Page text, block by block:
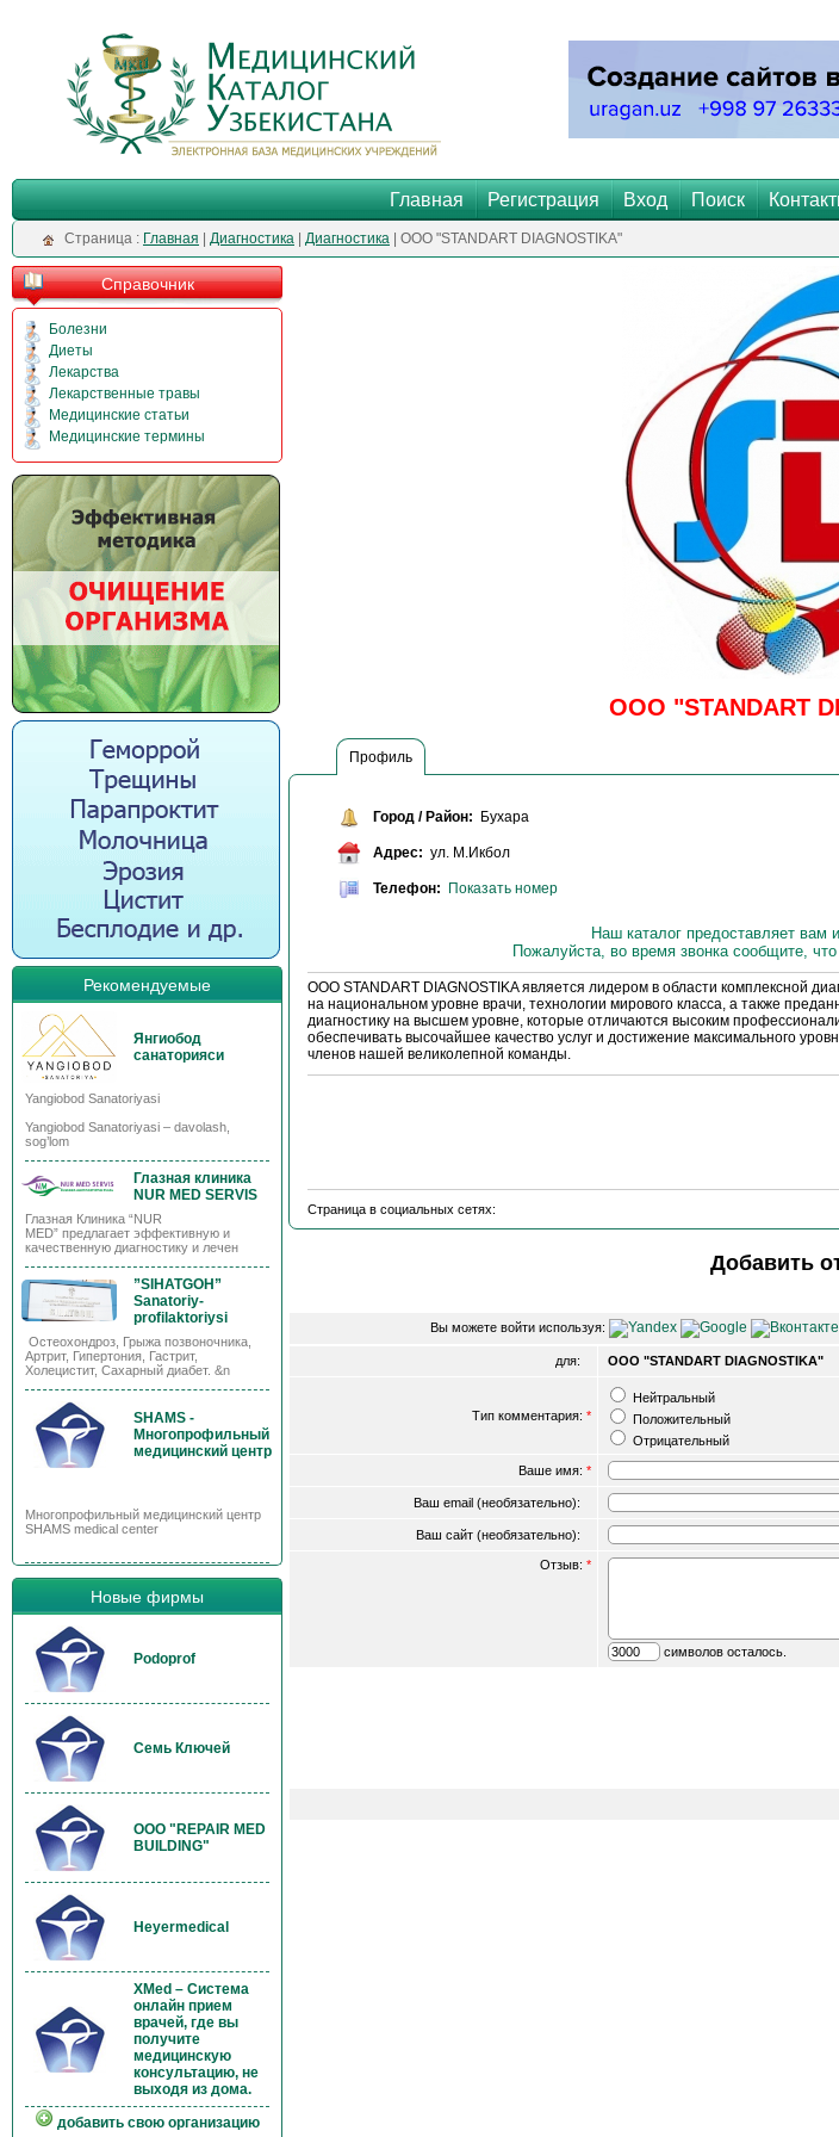
Главная Регистрация Вход Поиск
Cтраница : Главная Диагностика Диагностика | OOO "STANDART DIAGNOSTIKA"
Справочник
Болезни
Диеты
Лекарства
Лекарственные травы
Медицинские статьи
Медицинские термины
Рекомендуемые
Янгиобод
санаторияси
Yangiobod Sanatoriyasi
Yangiobod Sanatoriyasi – davolash,
sog’lom
Глазная клиника
NUR MED SERVIS
Глазная Клиника “NUR
MED” предлагает эффективную и
качественную диагностику и лечен
”SIHATGOH”
Sanatoriy-
profilaktoriysi
Остеохондроз, Грыжа позвоночника,
Артрит, Гипертония, Гастрит,
Холецистит, Сахарный диабет. &n
SHAMS -
Многопрофильный
медицинский центр
Многопрофильный медицинский центр
SHAMS medical center
Новые фирмы
Podoprof
Семь Ключей
OOO "REPAIR MED
BUILDING"
Heyermedical
XMed – Система
онлайн прием
врачей, где вы
получите
медицинскую
консультацию, не
выходя из дома.
добавить свою организацию
OOO "STANDART
Профиль
Город / Район: Бухара
Адрес: ул. М.Икбол
Телефон: Показать номер
Наш каталог предоставляет вам
Пожалуйста, во время звонка сообщите,
OOO STANDART DIAGNOSTIKA является лидером в области комплексной
на национальном уровне врачи, технологии мирового класса, а также
диагностику на высшем уровне, которые отличаются высоким
обеспечивать высочайшее качество услуг и достижение максимального
членов нашей великолепной команды.
Страница в социальных сетях:
Добавить
Вы можете войти используя:
для: OOO "STANDART DIAGNOSTIKA"
Тип комментария: *
Нейтральный
Положительный
Отрицательный
Ваше имя: *
Ваш email (необязательно):
Ваш сайт (необязательно):
Отзыв: *
символов осталось.